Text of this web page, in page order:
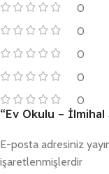
0
0
0
0
0
“Ev Okulu –
E-posta adresiniz
işaretlenmişlerdir